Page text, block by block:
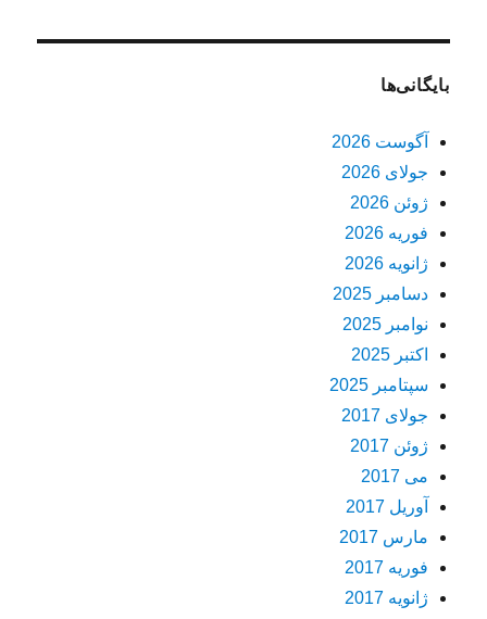
بایگانی‌ها
آگوست 2026
جولای 2026
ژوئن 2026
فوریه 2026
ژانویه 2026
دسامبر 2025
نوامبر 2025
اکتبر 2025
سپتامبر 2025
جولای 2017
ژوئن 2017
می 2017
آوریل 2017
مارس 2017
فوریه 2017
ژانویه 2017